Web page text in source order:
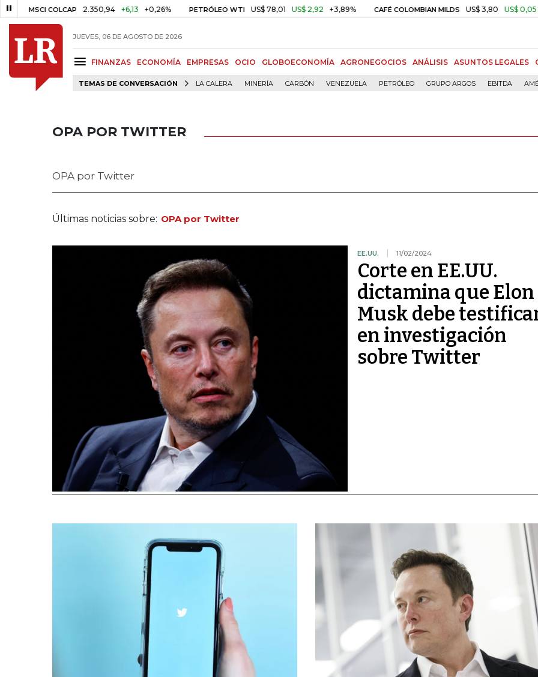
COLCAP 2.350,94 +6,13 +0,26% PETRÓLEO WTI US$ 78,01 US$ 2,92 +3,89% CAFÉ COLOMBIAN MILDS US$ 3,80 US$ 0,05 +1,40%
JUEVES, 06 DE AGOSTO DE 2026
FINANZAS ECONOMÍA EMPRESAS OCIO GLOBOECONOMÍA AGRONEGOCIOS ANÁLISIS ASUNTOS LEGALES
TEMAS DE CONVERSACIÓN LA CALERA MINERÍA CARBÓN VENEZUELA PETRÓLEO GRUPO ARGOS EBITDA
OPA POR TWITTER
OPA por Twitter
Últimas noticias sobre: OPA por Twitter
EE.UU. 11/02/2024
Corte en EE.UU.
dictamina que Elon
Musk debe
en investigación
sobre Twitter